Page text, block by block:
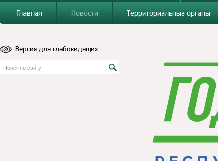
Главная
Новости Территориальные органы
Версия для слабовидящих